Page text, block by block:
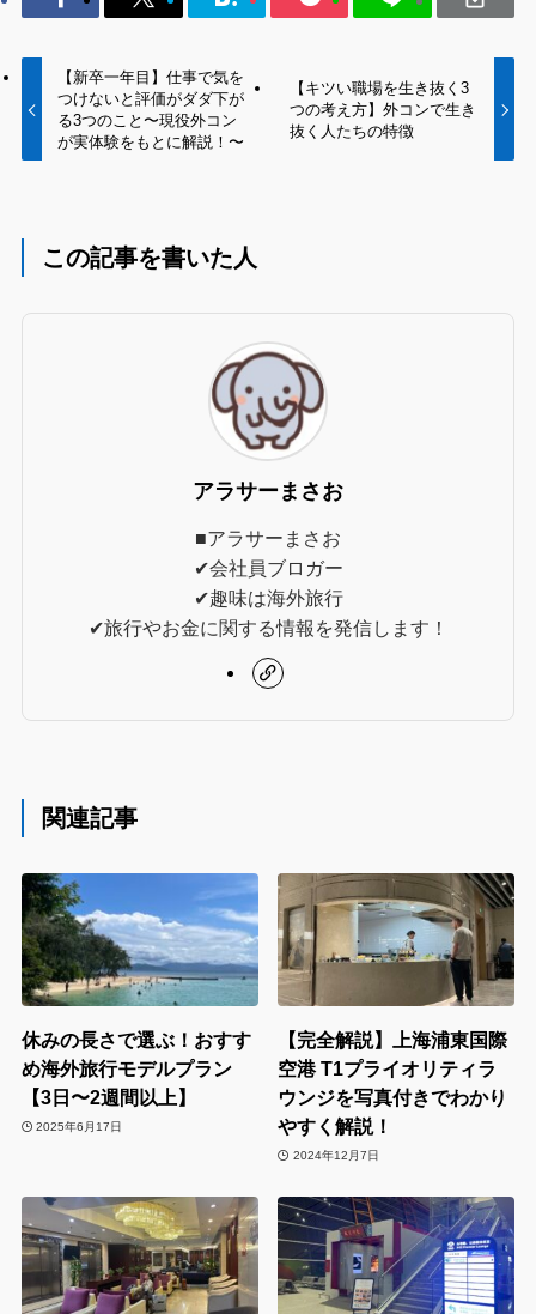
【新卒一年目】仕事で気を
つけないと評価がダダ下が
る3つのこと〜現役外コン
が実体験をもとに解説！〜
【キツい職場を生き抜く3
つの考え方】外コンで生き
抜く人たちの特徴
この記事を書いた人
アラサーまさお
■アラサーまさお
✔︎会社員ブロガー
✔︎趣味は海外旅行
✔︎旅行やお金に関する情報を発信します！
関連記事
休みの長さで選ぶ！おすす
め海外旅行モデルプラン
【3日〜2週間以上】
2025年6月17日
【完全解説】上海浦東国際
空港 T1プライオリティラ
ウンジを写真付きでわかり
やすく解説！
2024年12月7日